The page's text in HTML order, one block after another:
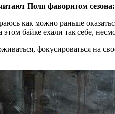
Поля фаворитом сезона:
как можно раньше
байке ехали так себе,
фокусироваться на